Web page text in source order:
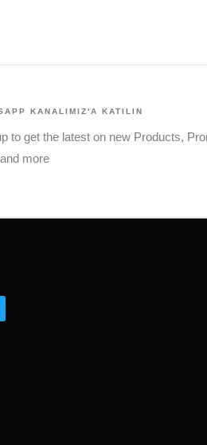
KANALIMIZ'A KATILIN
to get the latest on new Products,
more